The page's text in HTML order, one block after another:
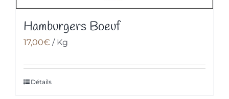
Hamburgers Boeuf
17,00€ / Kg
Détails